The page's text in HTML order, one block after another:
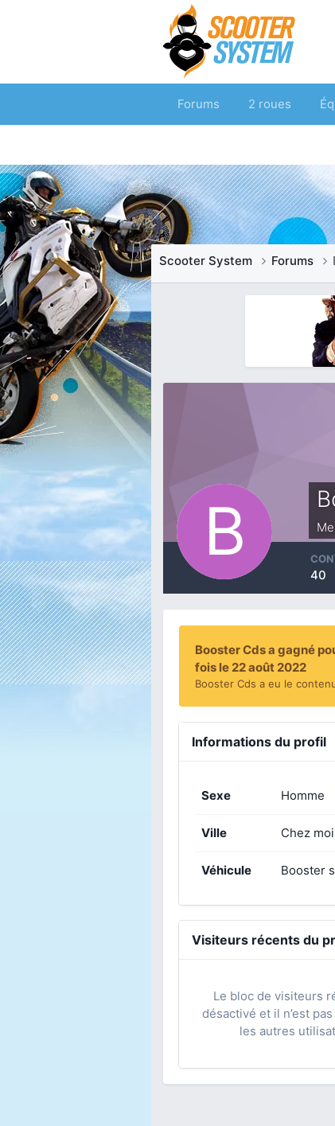
Forums 2 roues
Scooter System Forums
40
Booster Cds a gagné
fois le 22 août 2022
Booster Cds a eu le
Informations du profil
Sexe Homme
Ville Chez moi
Véhicule Booster
Visiteurs récents du
Le bloc de visiteurs
désactivé et il n’est
les autres